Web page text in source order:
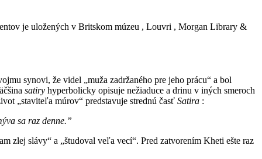
je uložených v Britskom múzeu , Louvri , Morgan Library &
synovi, že videl „muža zadržaného pre jeho prácu“ a bol
satiry hyperbolicky opisuje nežiaduce a drinu v iných smeroch
„staviteľa múrov“ predstavuje strednú časť Satira :
sa raz denne.”
zlej slávy“ a „študoval veľa vecí“. Pred zatvorením Kheti ešte raz